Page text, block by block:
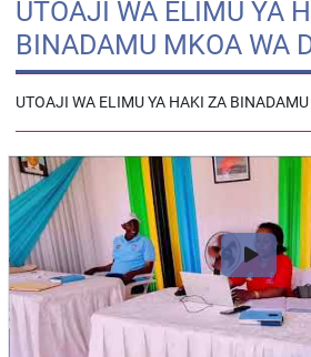
UTOAJI WA ELIMU YA
BINADAMU MKOA WA
UTOAJI WA ELIMU YA HAKI ZA